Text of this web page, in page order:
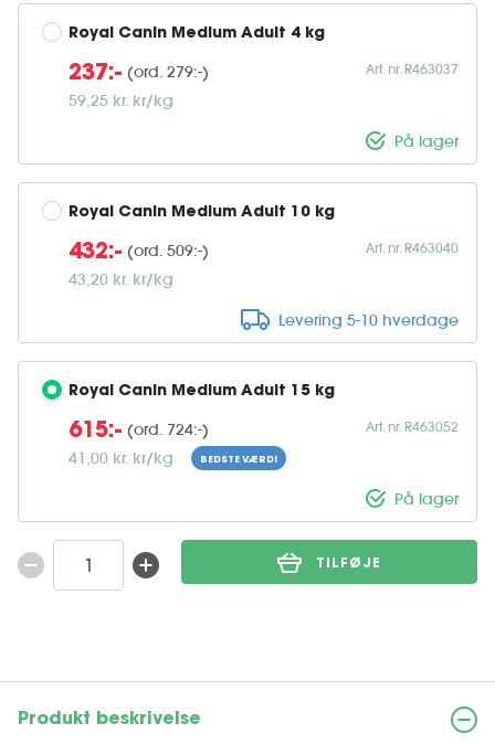
Royal Canin Medium Adult 4 kg
237:- (ord. 279:-)
59,25 kr. kr/kg
Art. nr. R463037
På lager
Royal Canin Medium Adult 10 kg
432:- (ord. 509:-)
43,20 kr. kr/kg
Art. nr. R463040
Levering 5-10 hverdage
Royal Canin Medium Adult 15 kg
615:- (ord. 724:-)
41,00 kr. kr/kg
BEDSTE VÆRDI
Art. nr. R463052
På lager
TILFØJE
Produkt beskrivelse